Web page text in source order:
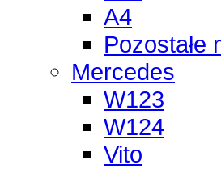
A4
Pozostałe
Mercedes
W123
W124
Vito